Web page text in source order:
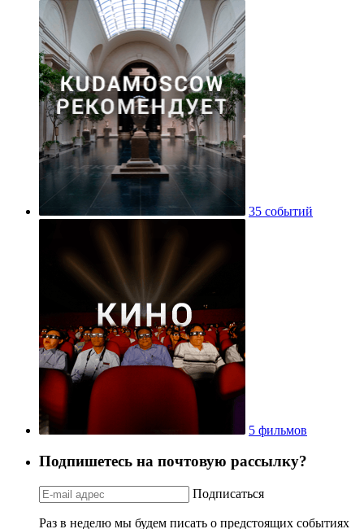
35 событий
5 фильмов
Подпишетесь на почтовую рассылку?
Подписаться
Раз в неделю мы будем писать о предстоящих событиях